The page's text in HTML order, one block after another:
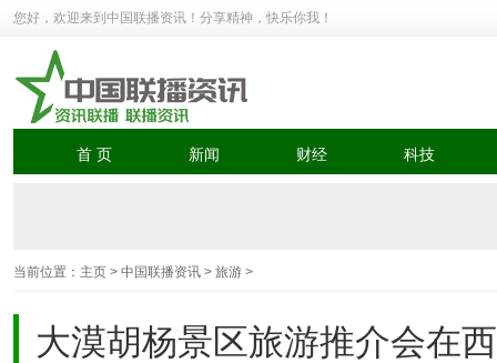
您好，欢迎来到中国联播资讯！分享精神，快乐你我！
首 页 新闻 财经 科技
当前位置： 主页 > 中国联播资讯 > 旅游 >
大漠胡杨景区旅游推介会在